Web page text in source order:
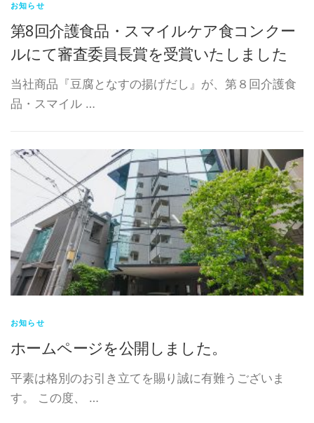
お知らせ
第8回介護食品・スマイルケア食コンクー
ルにて審査委員長賞を受賞いたしました
当社商品『豆腐となすの揚げだし』が、第８回介護食
品・スマイル …
お知らせ
ホームページを公開しました。
平素は格別のお引き立てを賜り誠に有難うございま
す。 この度、 …